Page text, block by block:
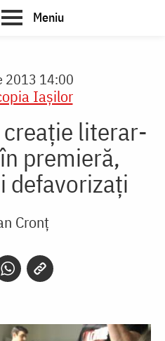
Meniu
2013 14:00
Iaşilor
literar-
premieră,
defavorizați
Cronț